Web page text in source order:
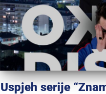
Uspjeh serije